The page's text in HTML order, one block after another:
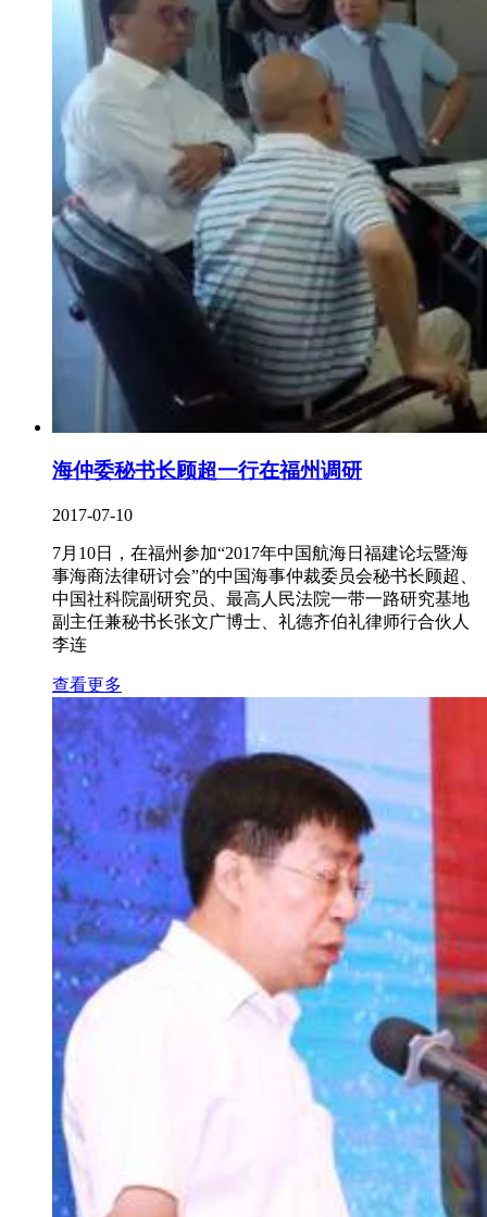
海仲委秘书长顾超一行在福州调研
2017-07-10
7月10日，在福州参加“2017年中国航海日福建论坛暨海
事海商法律研讨会”的中国海事仲裁委员会秘书长顾超、
中国社科院副研究员、最高人民法院一带一路研究基地
副主任兼秘书长张文广博士、礼德齐伯礼律师行合伙人
李连
查看更多